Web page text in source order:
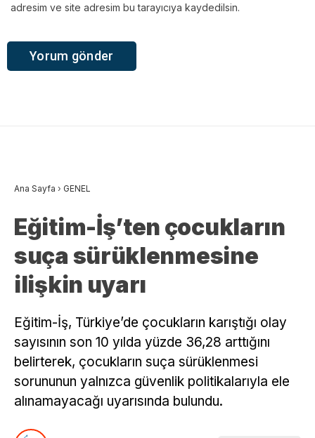
adresim ve site adresim bu tarayıcıya kaydedilsin.
Ana Sayfa › GENEL
Eğitim-İş’ten çocukların
suça sürüklenmesine
ilişkin uyarı
Eğitim-İş, Türkiye’de çocukların karıştığı olay
sayısının son 10 yılda yüzde 36,28 arttığını
belirterek, çocukların suça sürüklenmesi
sorununun yalnızca güvenlik politikalarıyla ele
alınamayacağı uyarısında bulundu.